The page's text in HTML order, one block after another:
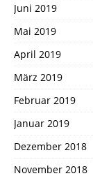
Juni 2019
Mai 2019
April 2019
März 2019
Februar 2019
Januar 2019
Dezember 2018
November 2018